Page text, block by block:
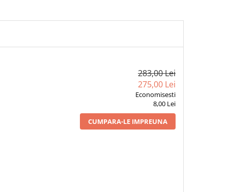
283,00 Lei
275,00 Lei
Economisesti
8,00 Lei
CUMPARA-LE IMPREUNA